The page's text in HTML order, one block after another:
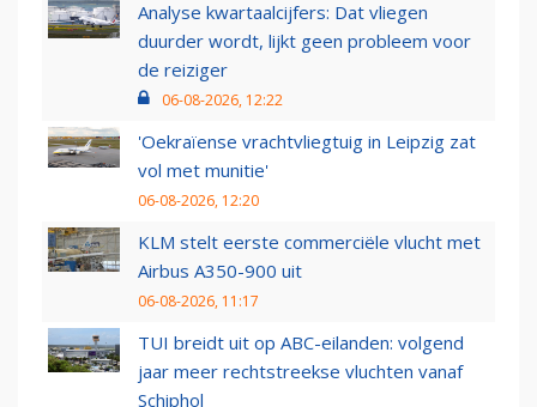
Analyse kwartaalcijfers: Dat vliegen
duurder wordt, lijkt geen probleem voor
de reiziger
06-08-2026, 12:22
'Oekraïense vrachtvliegtuig in Leipzig zat
vol met munitie'
06-08-2026, 12:20
KLM stelt eerste commerciële vlucht met
Airbus A350-900 uit
06-08-2026, 11:17
TUI breidt uit op ABC-eilanden: volgend
jaar meer rechtstreekse vluchten vanaf
Schiphol